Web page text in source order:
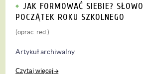
JAK FORMOWAĆ SIEBIE? SŁOWO
POCZĄTEK ROKU SZKOLNEGO
(oprac. red.)
Artykuł archiwalny
Czytaj więcej